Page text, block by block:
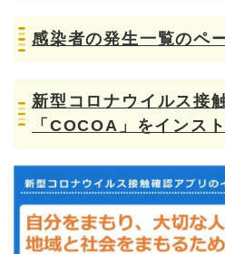
感染者の発生一覧のペ
新型コロナウイルス接
「COCOA」をインス